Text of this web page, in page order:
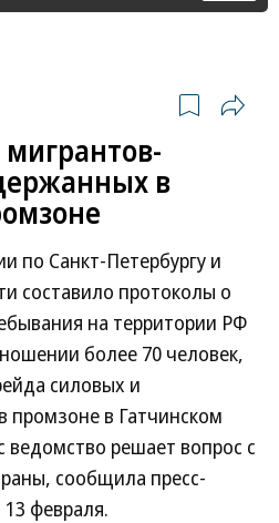
в
по Санкт-Петербургу и
составило протоколы о
на территории РФ
более 70 человек,
силовых и
промзоне в Гатчинском
ведомство решает вопрос с
сообщила пресс-
февраля.